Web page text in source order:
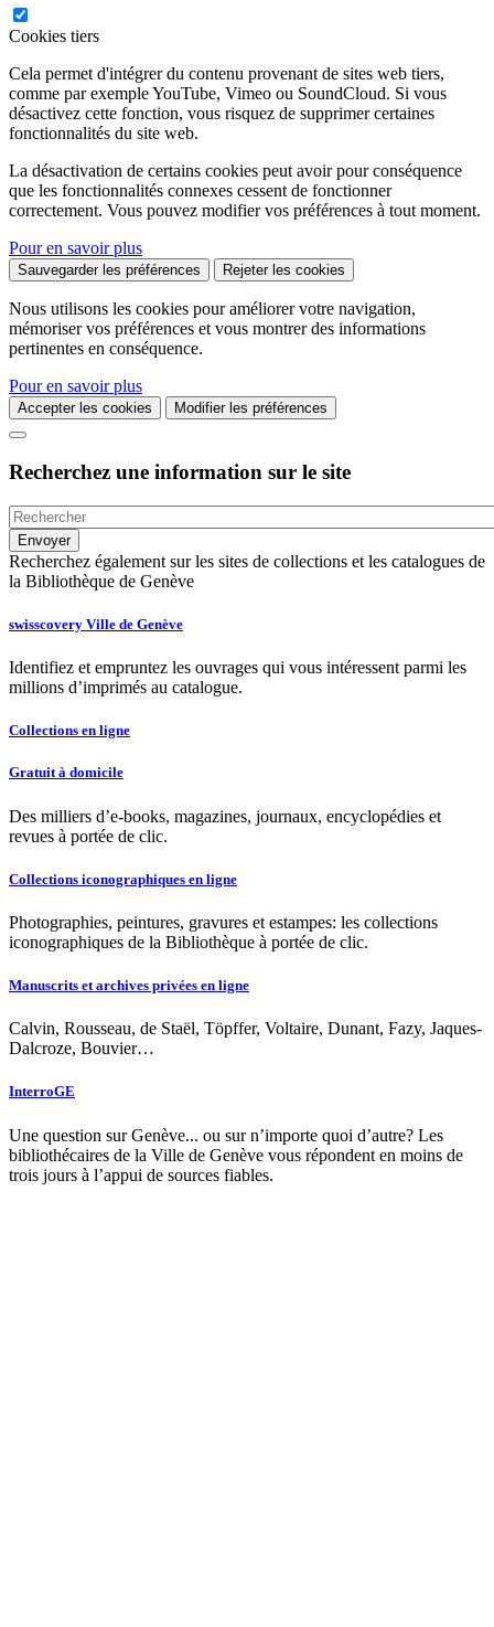
Cookies tiers
Cela permet d'intégrer du contenu provenant de sites web tiers,
comme par exemple YouTube, Vimeo ou SoundCloud. Si vous
désactivez cette fonction, vous risquez de supprimer certaines
fonctionnalités du site web.
La désactivation de certains cookies peut avoir pour conséquence
que les fonctionnalités connexes cessent de fonctionner
correctement. Vous pouvez modifier vos préférences à tout moment.
Pour en savoir plus
Sauvegarder les préférences Rejeter les cookies
Nous utilisons les cookies pour améliorer votre navigation,
mémoriser vos préférences et vous montrer des informations
pertinentes en conséquence.
Pour en savoir plus
Accepter les cookies Modifier les préférences
Recherchez une information sur le site
Recherchez également sur les sites de collections et les catalogues de
la Bibliothèque de Genève
swisscovery Ville de Genève
Identifiez et empruntez les ouvrages qui vous intéressent parmi les
millions d’imprimés au catalogue.
Collections en ligne
Gratuit à domicile
Des milliers d’e-books, magazines, journaux, encyclopédies et
revues à portée de clic.
Collections iconographiques en ligne
Photographies, peintures, gravures et estampes: les collections
iconographiques de la Bibliothèque à portée de clic.
Manuscrits et archives privées en ligne
Calvin, Rousseau, de Staël, Töpffer, Voltaire, Dunant, Fazy, Jaques-
Dalcroze, Bouvier…
InterroGE
Une question sur Genève... ou sur n’importe quoi d’autre? Les
bibliothécaires de la Ville de Genève vous répondent en moins de
trois jours à l’appui de sources fiables.